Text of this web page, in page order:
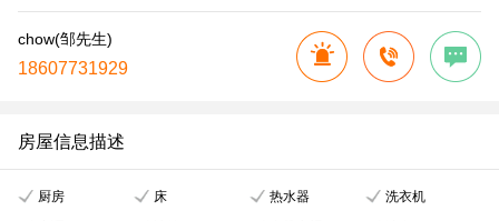
chow(邹先生)
18607731929
房屋信息描述
厨房 床 热水器
洗衣机